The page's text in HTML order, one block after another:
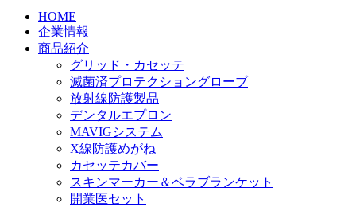
HOME
企業情報
商品紹介
グリッド・カセッテ
滅菌済プロテクショングローブ
放射線防護製品
デンタルエプロン
MAVIGシステム
X線防護めがね
カセッテカバー
スキンマーカー＆ベラブランケット
開業医セット